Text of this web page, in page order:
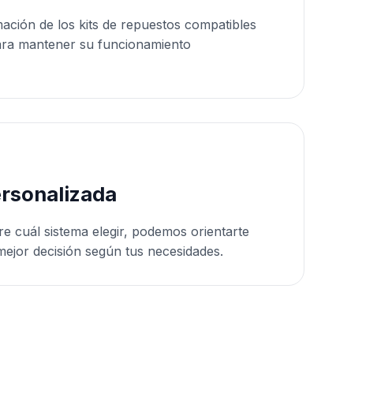
de los kits de repuestos compatibles
mantener su funcionamiento
cuál sistema elegir, podemos orientarte
decisión según tus necesidades.